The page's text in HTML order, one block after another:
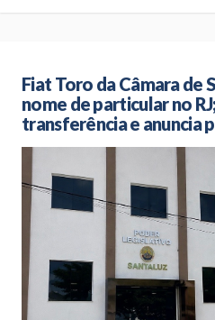
Fiat Toro da Câmara de
nome de particular no
transferência e anuncia